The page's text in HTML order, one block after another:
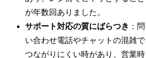
が年数回ありました。
サポート対応の質にばらつき ：問
い合わせ電話やチャットの混雑で
つながりにくい時があり、営業時